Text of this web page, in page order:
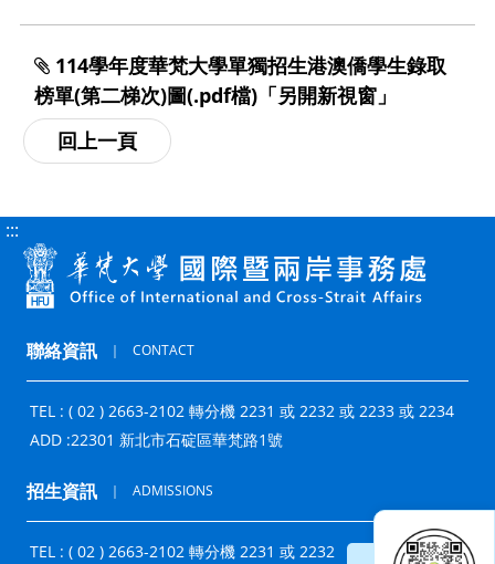
114學年度華梵大學單獨招生港澳僑學生錄取
榜單(第二梯次)圖(.pdf檔)「另開新視窗」
:::
聯絡資訊 ｜ CONTACT
TEL : ( 02 ) 2663-2102 轉分機 2231 或 2232 或 2233 或 2234
ADD :22301 新北市石碇區華梵路1號
招生資訊 ｜ ADMISSIONS
TEL : ( 02 ) 2663-2102 轉分機 2231 或 2232